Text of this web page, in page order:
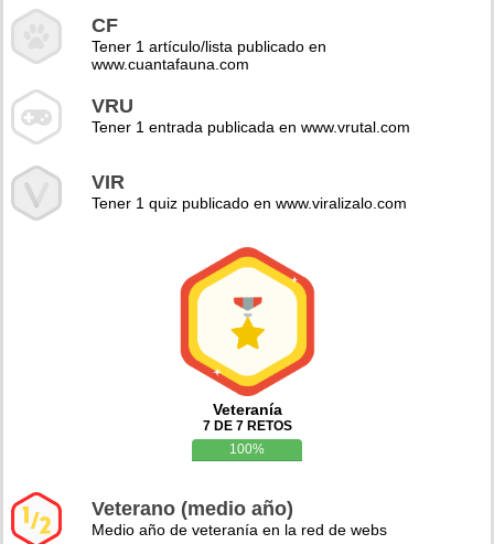
CF
Tener 1 artículo/lista publicado en
www.cuantafauna.com
VRU
Tener 1 entrada publicada en www.vrutal.com
VIR
Tener 1 quiz publicado en www.viralizalo.com
Veteranía
7 DE 7 RETOS
100%
Veterano (medio año)
Medio año de veteranía en la red de webs